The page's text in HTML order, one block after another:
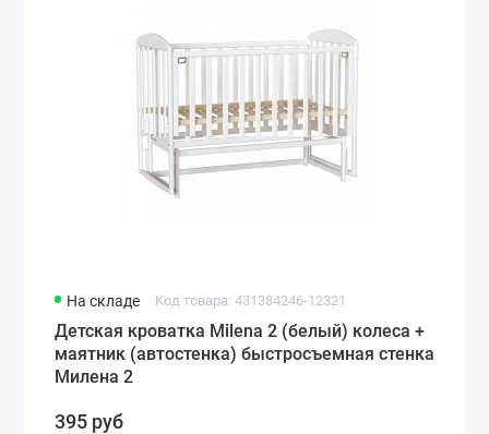
На складе Код товара: 431384246-12321
Детская кроватка Milena 2 (белый) колеса +
маятник (автостенка) быстросъемная стенка
Милена 2
395 руб